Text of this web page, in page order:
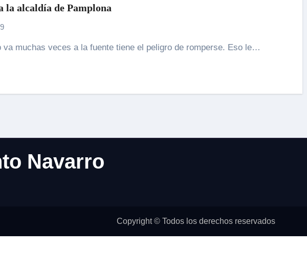
la alcaldía de Pamplona
va muchas veces a la fuente tiene el peligro de romperse. Eso le…
Navarro
Copyright © Todos los derechos reservados